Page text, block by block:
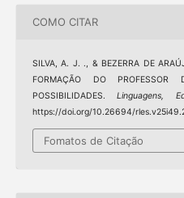
COMO CITAR
SILVA, A. J. ., & BEZERRA DE
FORMAÇÃO DO PROFESSOR
POSSIBILIDADES.Linguagens,
https://doi.org/10.26694/
Fomatos de Citação